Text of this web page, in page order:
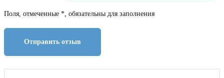
Поля, отмеченные *, обязательны для заполнения
Отправить отзыв